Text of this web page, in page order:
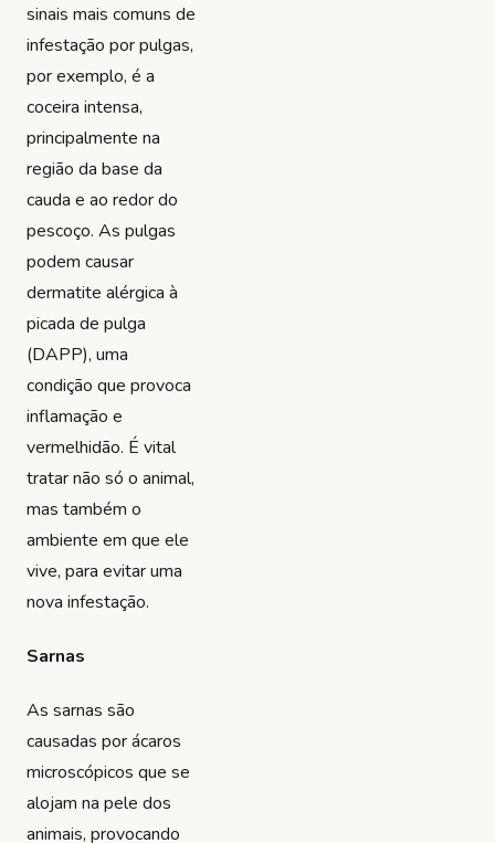
sinais mais comuns de
infestação por pulgas,
por exemplo, é a
coceira intensa,
principalmente na
região da base da
cauda e ao redor do
pescoço. As pulgas
podem causar
dermatite alérgica à
picada de pulga
(DAPP), uma
condição que provoca
inflamação e
vermelhidão. É vital
tratar não só o animal,
mas também o
ambiente em que ele
vive, para evitar uma
nova infestação.
Sarnas
As sarnas são
causadas por ácaros
microscópicos que se
alojam na pele dos
animais, provocando